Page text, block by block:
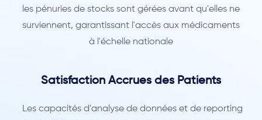
les pénuries de stocks sont gérées avant qu'elles ne
surviennent, garantissant l'accès aux médicaments
à l'échelle nationale
Satisfaction Accrues des Patients
Les capacités d'analyse de données et de reporting